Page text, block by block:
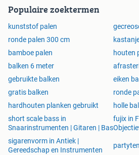
Populaire zoektermen
kunststof palen
ronde palen 300 cm
bamboe palen
houten
balken 6 meter
gebruikte balken
eiken
gratis balken
ronde
hardhouten planken gebruikt
holle
short scale bass in
Snaarinstrumenten | Gitaren | Bas
fujix in
sigarenvorm in Antiek |
Gereedschap en Instrumenten